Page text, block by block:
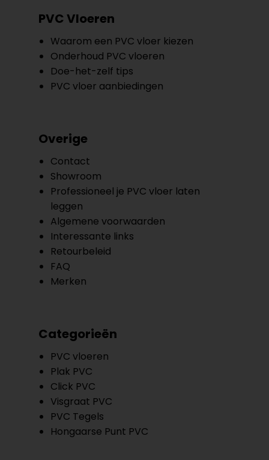
PVC Vloeren
Waarom een PVC vloer kiezen
Onderhoud PVC vloeren
Doe-het-zelf tips
PVC vloer aanbiedingen
Overige
Contact
Showroom
Professioneel je PVC vloer laten
leggen
Algemene voorwaarden
Interessante links
Retourbeleid
FAQ
Merken
Categorieën
PVC vloeren
Plak PVC
Click PVC
Visgraat PVC
PVC Tegels
Hongaarse Punt PVC